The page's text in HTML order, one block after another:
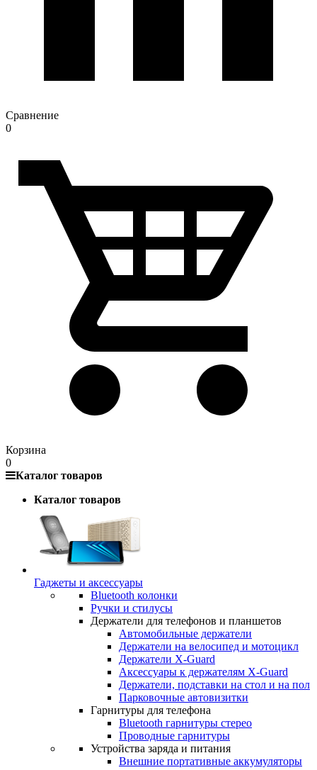
Сравнение
0
Корзина
0
Каталог товаров
Каталог товаров
Гаджеты и аксессуары
Bluetooth колонки
Ручки и стилусы
Держатели для телефонов и планшетов
Автомобильные держатели
Держатели на велосипед и мотоцикл
Держатели X-Guard
Аксессуары к держателям X-Guard
Держатели, подставки на стол и на пол
Парковочные автовизитки
Гарнитуры для телефона
Bluetooth гарнитуры стерео
Проводные гарнитуры
Устройства заряда и питания
Внешние портативные аккумуляторы